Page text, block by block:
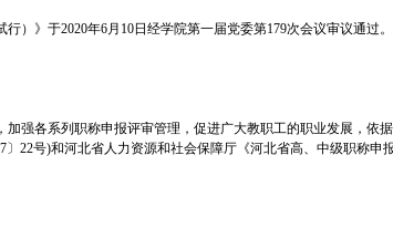
）》于2020年6月10日经学院第一届党委第179次会议审议通过
加强各系列职称申报评审管理，促进广大教职工的职业发展，
22号)和河北省人力资源和社会保障厅《河北省高、中级职称